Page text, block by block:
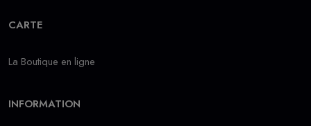
CARTE
La Boutique en ligne
INFORMATION